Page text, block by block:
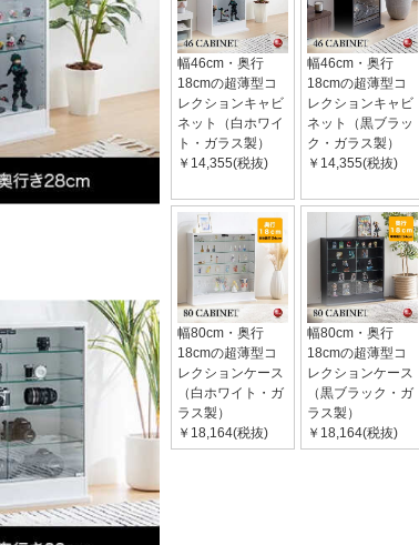
幅46cm・奥行
18cmの超薄型コ
レクションキャビ
ネット（白ホワイ
ト・ガラス製）
￥14,355(税抜)
幅46cm・奥行
18cmの超薄型コ
レクションキャビ
ネット（黒ブラッ
ク・ガラス製）
￥14,355(税抜)
幅80cm・奥行
18cmの超薄型コ
レクションケース
（白ホワイト・ガ
ラス製）
￥18,164(税抜)
幅80cm・奥行
18cmの超薄型コ
レクションケース
（黒ブラック・ガ
ラス製）
￥18,164(税抜)